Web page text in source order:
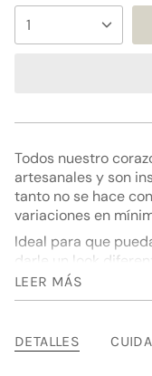
<span
}}
en
el
carrito",
cantidad
para
{{
product
de
1
Todos nuestro
artesanales y son
tanto no se hace
variaciones en
Ideal para que
darle un look
Medidas : 20cm x
LEER MÁS
DETALLES